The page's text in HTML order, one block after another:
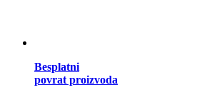
Besplatni
povrat proizvoda